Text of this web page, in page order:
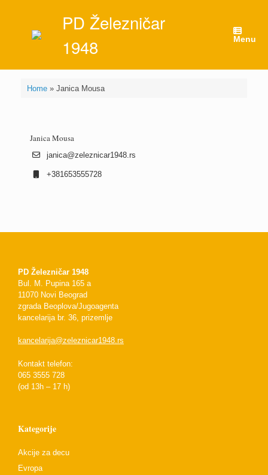
PD Železničar
1948
Menu
Home» Janica Mousa
Janica Mousa
janica@zeleznicar1948.rs
+381653555728
PD Železničar 1948
Bul. M. Pupina 165 a
11070 Novi Beograd
zgrada Beoplova/Jugoagenta
kancelarija br. 36, prizemlje
kancelarija@zeleznicar1948.rs
Kontakt telefon:
065 3555 728
(od 13h – 17 h)
Kategorije
Akcije za decu
Evropa